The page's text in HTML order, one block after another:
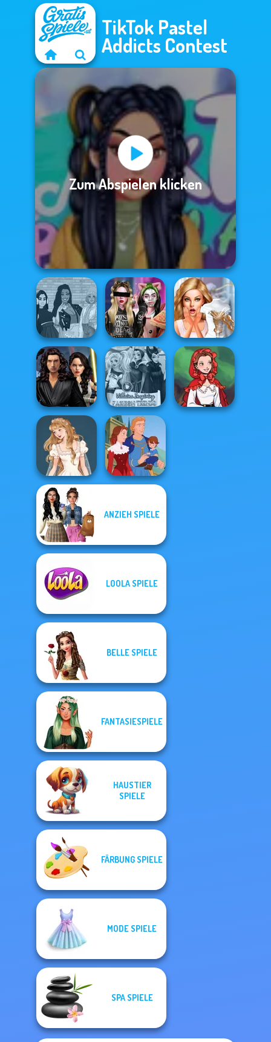
TikTok Pastel
Addicts Contest
Zum Abspielen klicken
The Fly Squad:
#squadgoals
Billie's Weekly
Planner
Bridezilla: Prank
The Bride
Star Wars
Interstellar
Romance
Villains Inspiring
Fashion Tre...
Wedding Dress
Design 2
ANZIEH SPIELE
LOOLA SPIELE
BELLE SPIELE
FANTASIESPIELE
HAUSTIER
SPIELE
FÄRBUNG SPIELE
MODE SPIELE
SPA SPIELE